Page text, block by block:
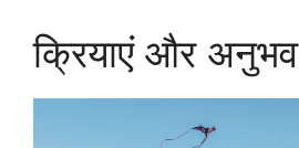
क्रियाएं और अनुभव